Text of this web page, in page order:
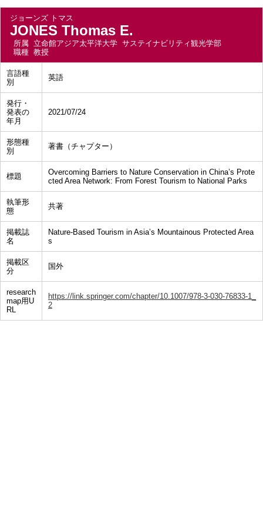
ジョーンズ トマス
JONES Thomas E.
所属 立命館アジア太平洋大学 サステイナビリティ観光学部
職種 教授
言語種
別
英語
発行・
発表の
年月
2021/07/24
形態種
別
著書（チャプター）
標題
Overcoming Barriers to Nature Conservation in China’s Prote
cted Area Network: From Forest Tourism to National Parks
執筆形
態
共著
掲載誌
名
Nature-Based Tourism in Asia’s Mountainous Protected Area
s
掲載区
分
国外
research
map用U
RL
https://link.springer.com/chapter/10.1007/978-3-030-76833-1_
2